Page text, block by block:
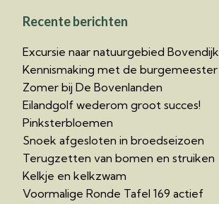
Recente berichten
Excursie naar natuurgebied Bovendijk
Kennismaking met de burgemeester
Zomer bij De Bovenlanden
Eilandgolf wederom groot succes!
Pinksterbloemen
Snoek afgesloten in broedseizoen
Terugzetten van bomen en struiken
Kelkje en kelkzwam
Voormalige Ronde Tafel 169 actief